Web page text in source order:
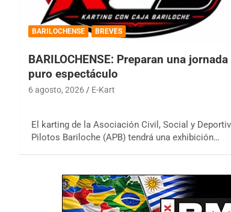
BARILOCHENSE BREVES
BARILOCHENSE: Preparan una jornada
puro espectáculo
6 agosto, 2026 E-Kart
El karting de la Asociación Civil, Social y
Pilotos Bariloche (APB) tendrá una exhibición…